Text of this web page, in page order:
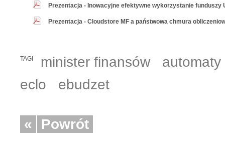
Prezentacja - Inowacyjne efektywne wykorzystanie funduszy
Prezentacja - Cloudstore MF a państwowa chmura
TAGI minister finansów
eclo
ebudzet
« Powrót